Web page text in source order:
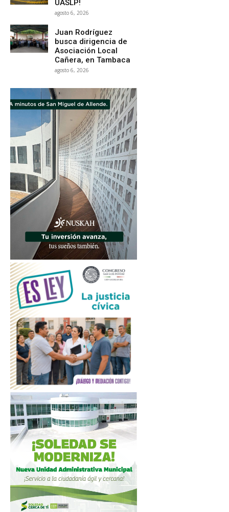
UASLP!
agosto 6, 2026
Juan Rodríguez
busca dirigencia de
Asociación Local
Cañera, en Tambaca
agosto 6, 2026